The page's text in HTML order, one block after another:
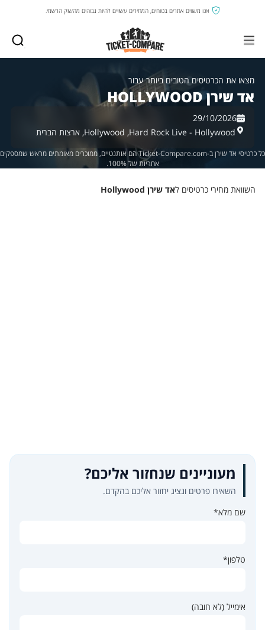
אנו משווים אתרים בטוחים, המחירים עשויים להיות גבוהים מהשוק הרשמי.
מצאו את הכרטיסים הטובים ביותר עבור
אד שירן HOLLYWOOD
29/10/2026
Hard Rock Live - Hollywood,
Hollywood, ארצות הברית
כל כרטיסי אד שירן ב-Ticket-Compare.com הם אותנטיים, ממוכרים מאומתים מראש שמספקים
אחריות של 100%.
השוואת מחירי כרטיסים לאד שירן Hollywood
מעוניינים שנחזור אליכם?
השאירו פרטים ונציג יחזור אליכם בהקדם.
שם מלא*
טלפון*
אימייל (לא חובה)